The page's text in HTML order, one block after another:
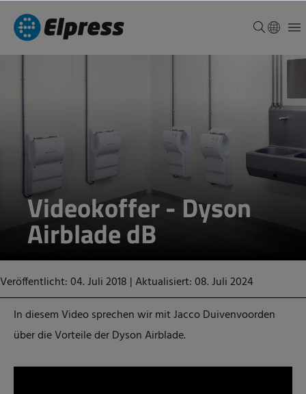
Videokoffer - Dyson
Airblade dB
Veröffentlicht: 04. Juli 2018 |Aktualisiert: 08. Juli 2024
In diesem Video sprechen wir mit Jacco Duivenvoorden
über die Vorteile der Dyson Airblade.